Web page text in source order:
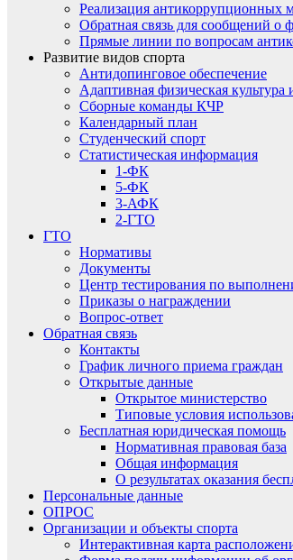
Реализация антикоррупционных
Обратная связь для сообщений о
Прямые линии по вопросам
Развитие видов спорта
Антидопинговое обеспечение
Адаптивная физическая культура
Сборные команды КЧР
Календарный план
Студенческий спорт
Статистическая информация
1-ФК
5-ФК
3-АФК
2-ГТО
ГТО
Нормативы
Документы
Центр тестирования по
Приказы о награждении
Вопрос-ответ
Обратная связь
Контакты
График личного приема граждан
Открытые данные
Открытое министерство
Типовые условия
Бесплатная юридическая помощь
Нормативная правовая база
Общая информация
О результатах оказания
Персональные данные
ОПРОС
Организации и объекты спорта
Интерактивная карта